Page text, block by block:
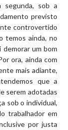
segunda, sob a
previsto
controvertido
temos ainda, no
demorar um bom
ora, ainda com
mais adiante,
que a
serem adotadas
sob o individual,
trabalhador em
por justa